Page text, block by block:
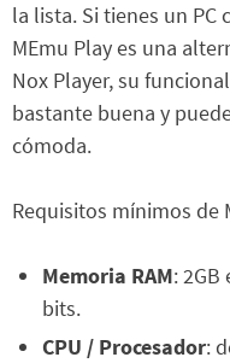
la lista. Si tienes un PC
MEmu Play es una
Nox Player, su
bastante buena y
cómoda.
Requisitos mínimos de
Memoria RAM: 2GB
bits.
CPU / Procesador: